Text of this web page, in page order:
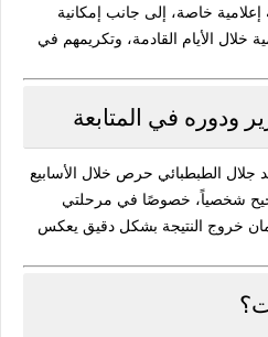
خاصة، إلى جانب إمكانية
خلال الأيام القادمة، وتكريمهم في
ودوره في المتابعة
جلال الطبطبائي حرص خلال الأسابيع
شخصياً، خصوصًا في مرحلتي
خروج النتيجة بشكل دقيق يعكس